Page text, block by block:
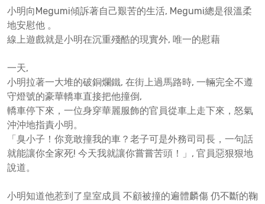
小明向Megumi傾訴著自己艱苦的生活, Megumi總是很溫柔
地安慰他 。
線上遊戲就是小明在沉重殘酷的現實外, 唯一的慰藉
一天,
小明拉著一大堆的破銅爛鐵, 在街上過馬路時, 一輛完全不遵
守燈號的豪華轎車直接把他撞倒,
轎車停下來，一位身穿華麗服飾的官員從車上走下來，怒氣
沖沖地指責小明。
「臭小子！你竟敢撞我的車？老子可是外務司司長，一句話
就能讓你全家死! 今天我就讓你嘗嘗苦頭！」, 官員惡狠狠地
說道。
小明知道他惹到了皇室成員 不顧被撞的遍體麟傷 仍不斷的鞠